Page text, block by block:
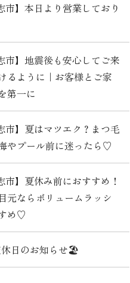
市】本日より営業しており
市】地震後も安心してご来
るように｜お客様とご家
第一に
市】夏はマツエク？まつ毛
やプール前に迷ったら♡
市】夏休み前におすすめ！
元ならボリュームラッシ
め♡
日のお知らせ🏖️